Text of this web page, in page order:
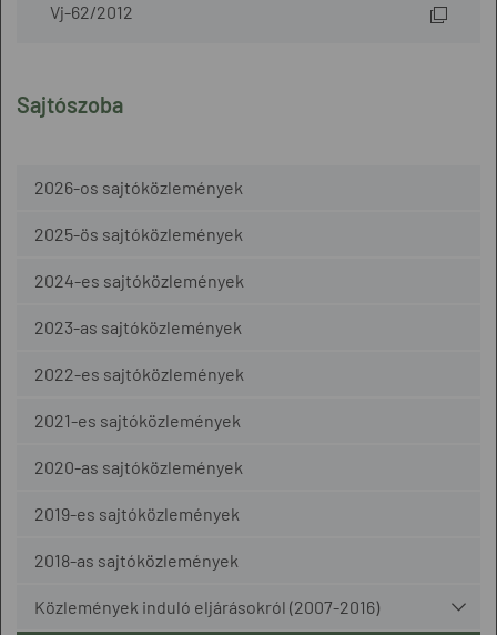
Sajtószoba
2026-os sajtóközlemények
2025-ös sajtóközlemények
2024-es sajtóközlemények
2023-as sajtóközlemények
2022-es sajtóközlemények
2021-es sajtóközlemények
2020-as sajtóközlemények
2019-es sajtóközlemények
2018-as sajtóközlemények
Közlemények induló eljárásokról (2007-2016)
Vj-62/2012